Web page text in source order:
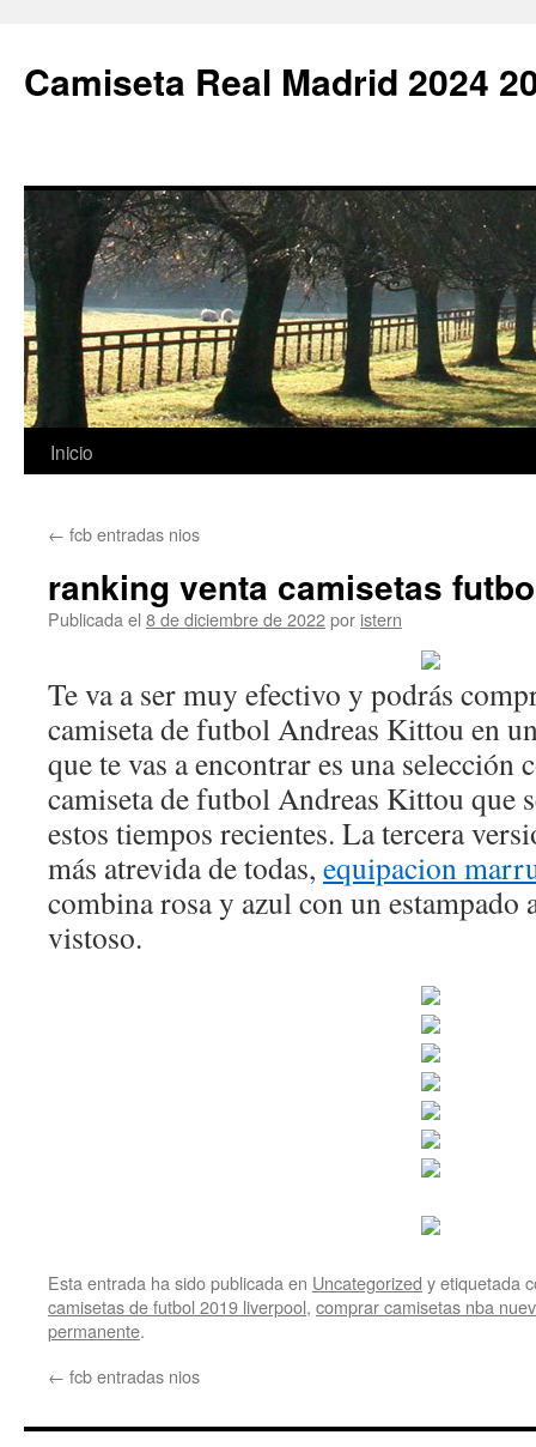
Camiseta Real Madrid 2024
Saltar
contenido
Inicio
← fcb entradas nios
ranking venta camisetas
Publicada el 8 de diciembre de 2022por istern
Te va a ser muy efectivo y podrás
camiseta de futbol Andreas Kittou en
que te vas a encontrar es una selección
camiseta de futbol Andreas Kittou que
estos tiempos recientes. La tercera
más atrevida de todas, equipacion
combina rosa y azul con un estampado
vistoso.
Esta entrada ha sido publicada en Uncategorized y etiquetada
camisetas de futbol 2019 liverpool, comprar camisetas nba
permanente.
← fcb entradas nios